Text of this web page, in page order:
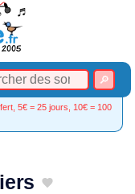
5€ = 25 jours, 10€ = 100